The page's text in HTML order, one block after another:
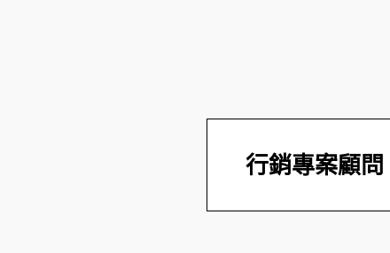
行銷專案顧問